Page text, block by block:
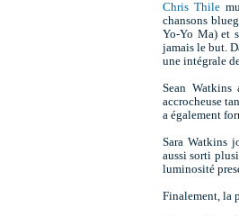
Chris Thile
chansons
Yo-Yo Ma) et
jamais le but.
une intégrale
Sean
accrocheuse
a également
Sara Watkins
aussi sorti
luminosité
Finalement, la